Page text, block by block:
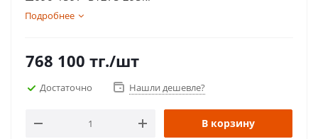
Подробнее
768 100 тг./шт
Достаточно Нашли дешевле?
В корзину